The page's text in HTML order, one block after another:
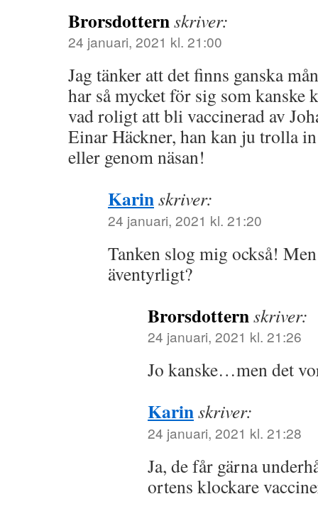
Brorsdotternskriver:
24 januari, 2021 kl. 21:00
Jag tänker att det finns ganska
har så mycket för sig som kanske
vad roligt att bli vaccinerad av
Einar Häckner, han kan ju trolla
eller genom näsan!
Karinskriver:
24 januari, 2021 kl. 21:20
Tanken slog mig också!
äventyrligt?
Brorsdotternskriver:
24 januari, 2021 kl. 21:26
Jo kanske…men det
Karinskriver:
24 januari, 2021 kl. 21:28
Ja, de får gärna
ortens klockare